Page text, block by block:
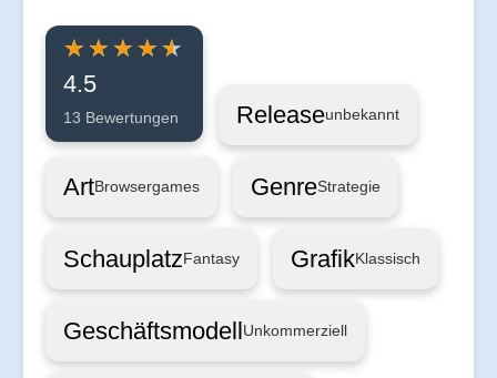
4.5
13 Bewertungen Releaseunbekannt
ArtBrowsergames GenreStrategie
SchauplatzFantasy GrafikKlassisch
GeschäftsmodellUnkommerziell